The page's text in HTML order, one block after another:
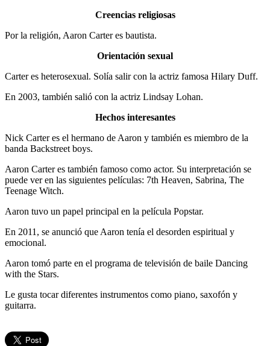
Creencias religiosas
Por la religión, Aaron Carter es bautista.
Orientación sexual
Carter es heterosexual. Solía salir con la actriz famosa Hilary Duff.
En 2003, también salió con la actriz Lindsay Lohan.
Hechos interesantes
Nick Carter es el hermano de Aaron y también es miembro de la
banda Backstreet boys.
Aaron Carter es también famoso como actor. Su interpretación se
puede ver en las siguientes películas: 7th Heaven, Sabrina, The
Teenage Witch.
Aaron tuvo un papel principal en la película Popstar.
En 2011, se anunció que Aaron tenía el desorden espiritual y
emocional.
Aaron tomó parte en el programa de televisión de baile Dancing
with the Stars.
Le gusta tocar diferentes instrumentos como piano, saxofón y
guitarra.